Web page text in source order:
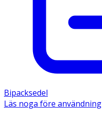
Bipacksedel
Läs noga före användning